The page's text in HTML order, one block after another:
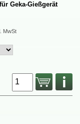
Gießgerät